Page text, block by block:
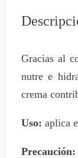
Gracias al
nutre e
crema
Uso: aplica
Precaución: